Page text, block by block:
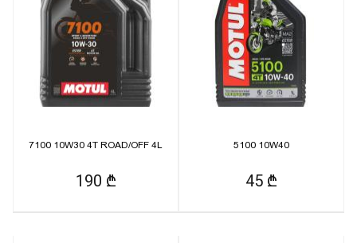
7100 10W30 4T ROAD/OFF 4L
190 ₾
5100 10W40
45 ₾